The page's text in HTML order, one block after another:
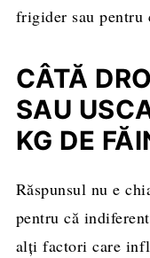
frigider sau pentru
CÂTĂ
SAU
KG DE
Răspunsul nu e
pentru că
alți factori care